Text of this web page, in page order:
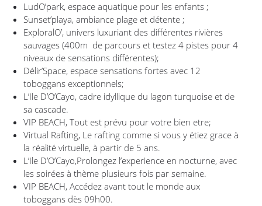
LudO’park, espace aquatique pour les enfants ;
Sunset’playa, ambiance plage et détente ;
ExploralO’, univers luxuriant des différentes rivières
sauvages (400m de parcours et testez 4 pistes pour 4
niveaux de sensations différentes);
Délir’Space, espace sensations fortes avec 12
toboggans exceptionnels;
L’Ile D’O’Cayo, cadre idyllique du lagon turquoise et de
sa cascade.
VIP BEACH, Tout est prévu pour votre bien etre;
Virtual Rafting, Le rafting comme si vous y étiez grace à
la réalité virtuelle, à partir de 5 ans.
L’Ile D’O’Cayo,Prolongez l’experience en nocturne, avec
les soirées à thème plusieurs fois par semaine.
VIP BEACH, Accédez avant tout le monde aux
toboggans dès 09h00.